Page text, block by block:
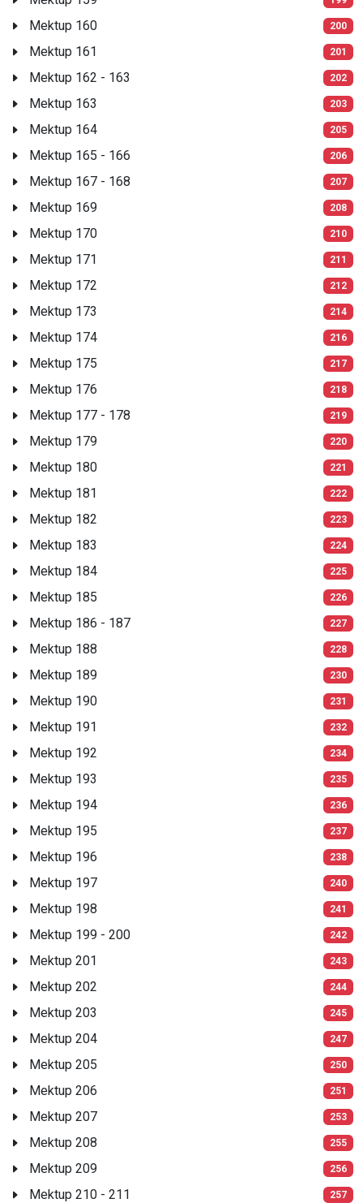
Mektup 160 200
Mektup 161 201
Mektup 162 - 163 202
Mektup 163 203
Mektup 164 205
Mektup 165 - 166 206
Mektup 167 - 168 207
Mektup 169 208
Mektup 170 210
Mektup 171 211
Mektup 172 212
Mektup 173 214
Mektup 174 216
Mektup 175 217
Mektup 176 218
Mektup 177 - 178 219
Mektup 179 220
Mektup 180 221
Mektup 181 222
Mektup 182 223
Mektup 183 224
Mektup 184 225
Mektup 185 226
Mektup 186 - 187 227
Mektup 188 228
Mektup 189 230
Mektup 190 231
Mektup 191 232
Mektup 192 234
Mektup 193 235
Mektup 194 236
Mektup 195 237
Mektup 196 238
Mektup 197 240
Mektup 198 241
Mektup 199 - 200 242
Mektup 201 243
Mektup 202 244
Mektup 203 245
Mektup 204 247
Mektup 205 250
Mektup 206 251
Mektup 207 253
Mektup 208 255
Mektup 209 256
Mektup 210 - 211 257